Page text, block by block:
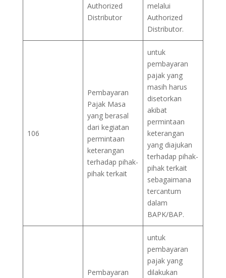
Authorized
Distributor
melalui
Authorized
Distributor.
106
Pembayaran
Pajak Masa
yang berasal
dari kegiatan
permintaan
keterangan
terhadap pihak-
pihak terkait
untuk
pembayaran
pajak yang
masih harus
disetorkan
akibat
permintaan
keterangan
yang diajukan
terhadap pihak-
pihak terkait
sebagaimana
tercantum
dalam
BAPK/BAP.
Pembayaran
untuk
pembayaran
pajak yang
dilakukan